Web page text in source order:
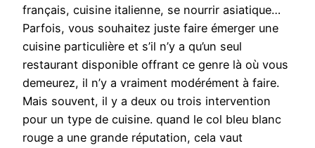
français, cuisine italienne, se nourrir asiatique…
Parfois, vous souhaitez juste faire émerger une
cuisine particulière et s’il n’y a qu’un seul
restaurant disponible offrant ce genre là où vous
demeurez, il n’y a vraiment modérément à faire.
Mais souvent, il y a deux ou trois intervention
pour un type de cuisine. quand le col bleu blanc
rouge a une grande réputation, cela vaut